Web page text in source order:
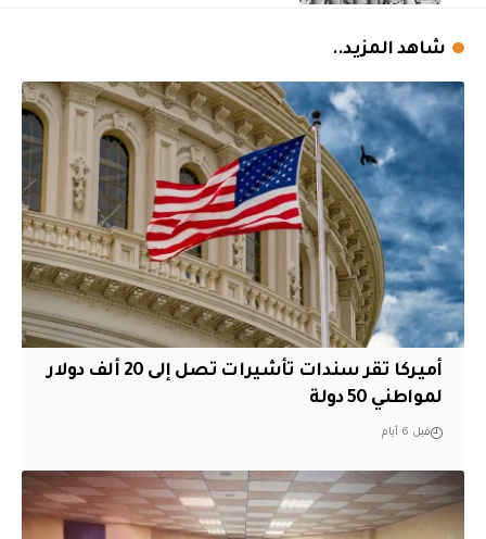
شاهد المزيد..
أميركا تقر سندات تأشيرات تصل إلى 20 ألف دولار
لمواطني 50 دولة
قبل 6 أيام